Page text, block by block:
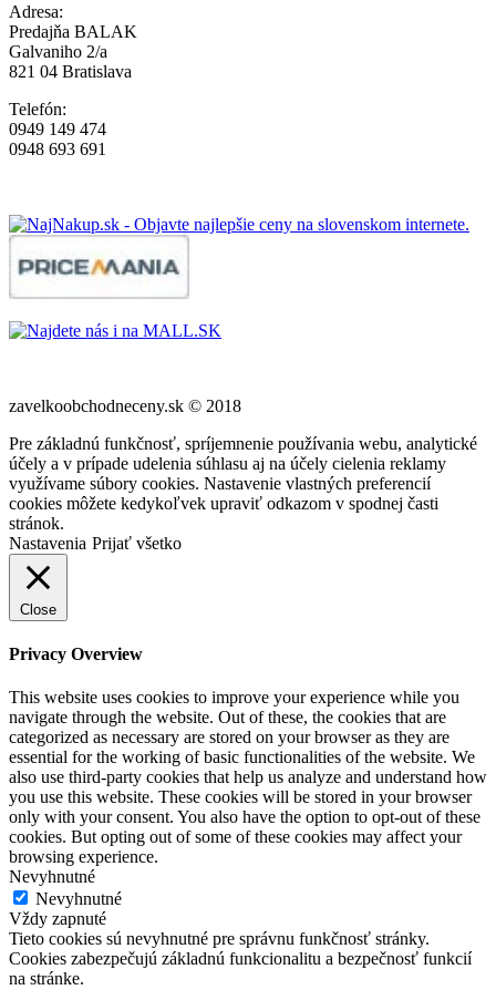
Adresa:
Predajňa BALAK
Galvaniho 2/a
821 04 Bratislava
Telefón:
0949 149 474
0948 693 691
zavelkoobchodneceny.sk © 2018
Pre základnú funkčnosť, spríjemnenie používania webu, analytické
účely a v prípade udelenia súhlasu aj na účely cielenia reklamy
využívame súbory cookies. Nastavenie vlastných preferencií
cookies môžete kedykoľvek upraviť odkazom v spodnej časti
stránok.
Nastavenia Prijať všetko
Close
Privacy Overview
This website uses cookies to improve your experience while you
navigate through the website. Out of these, the cookies that are
categorized as necessary are stored on your browser as they are
essential for the working of basic functionalities of the website. We
also use third-party cookies that help us analyze and understand how
you use this website. These cookies will be stored in your browser
only with your consent. You also have the option to opt-out of these
cookies. But opting out of some of these cookies may affect your
browsing experience.
Nevyhnutné
Nevyhnutné
Vždy zapnuté
Tieto cookies sú nevyhnutné pre správnu funkčnosť stránky.
Cookies zabezpečujú základnú funkcionalitu a bezpečnosť funkcií
na stránke.